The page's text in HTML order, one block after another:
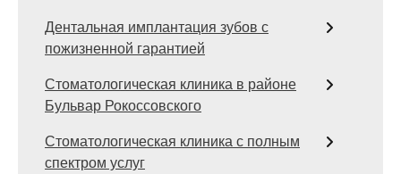
Дентальная имплантация зубов с
пожизненной гарантией
Стоматологическая клиника в районе
Бульвар Рокоссовского
Стоматологическая клиника с полным
спектром услуг